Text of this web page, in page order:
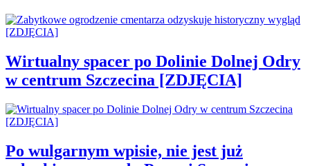
Wirtualny spacer po Dolinie Dolnej Odry
w centrum Szczecina [ZDJĘCIA]
Po wulgarnym wpisie, nie jest już